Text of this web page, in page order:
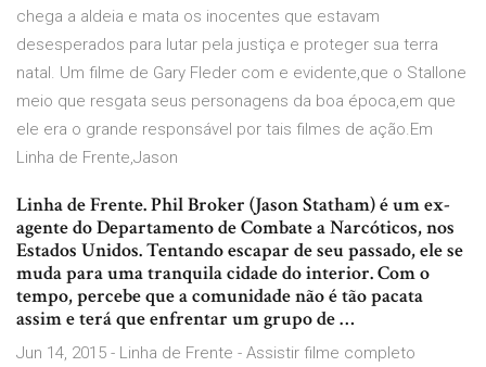
chega a aldeia e mata os inocentes que estavam
desesperados para lutar pela justiça e proteger sua terra
natal. Um filme de Gary Fleder com e evidente,que o Stallone
meio que resgata seus personagens da boa época,em que
ele era o grande responsável por tais filmes de ação.Em
Linha de Frente,Jason
Linha de Frente. Phil Broker (Jason Statham) é um ex-
agente do Departamento de Combate a Narcóticos, nos
Estados Unidos. Tentando escapar de seu passado, ele se
muda para uma tranquila cidade do interior. Com o
tempo, percebe que a comunidade não é tão pacata
assim e terá que enfrentar um grupo de …
Jun 14, 2015 - Linha de Frente - Assistir filme completo